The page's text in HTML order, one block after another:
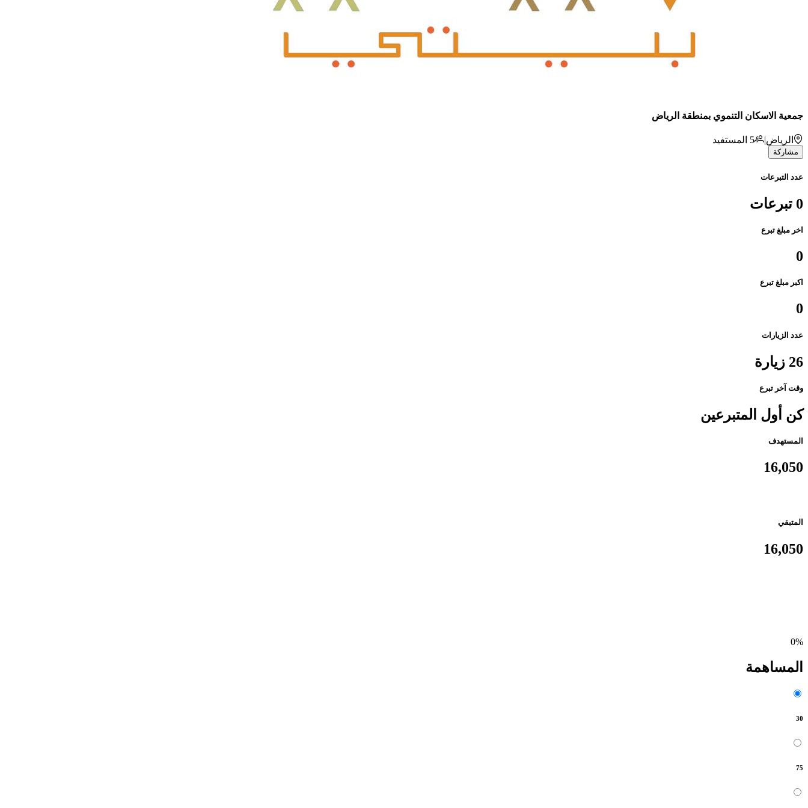
جمعية الاسكان التنموي بمنطقة الرياض
الرياض|
5 المستفيد
مشاركة
عدد التبرعات
0 تبرعات
اخر مبلغ تبرع
0
اكبر مبلغ تبرع
0
عدد الزيارات
26 زيارة
وقت آخر تبرع
كن أول المتبرعين
المستهدف
16,050
المتبقي
16,050
0%
المساهمة
30
75